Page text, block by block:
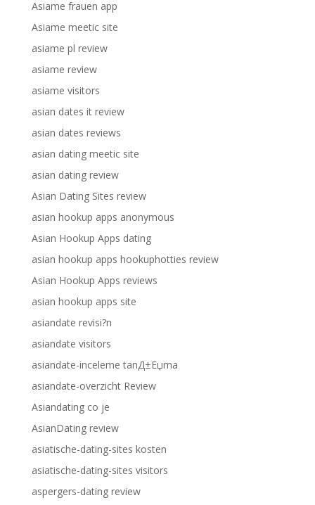
Asiame frauen app
Asiame meetic site
asiame pl review
asiame review
asiame visitors
asian dates it review
asian dates reviews
asian dating meetic site
asian dating review
Asian Dating Sites review
asian hookup apps anonymous
Asian Hookup Apps dating
asian hookup apps hookuphotties review
Asian Hookup Apps reviews
asian hookup apps site
asiandate revisi?n
asiandate visitors
asiandate-inceleme tanД±Еџma
asiandate-overzicht Review
Asiandating co je
AsianDating review
asiatische-dating-sites kosten
asiatische-dating-sites visitors
aspergers-dating review